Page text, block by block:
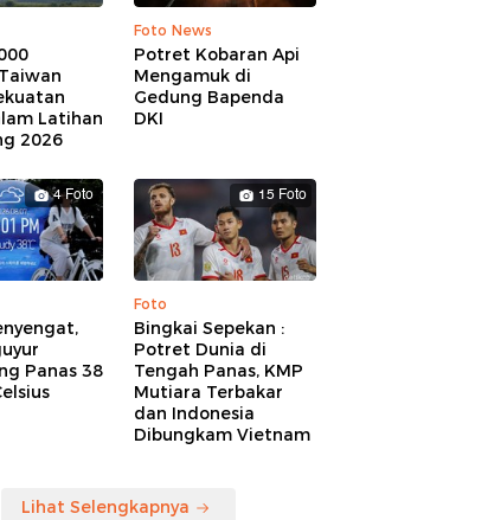
Latihan
2026
Foto News
Potret Kobaran Api
Mengamuk di
Gedung Bapenda
DKI
4 Foto
Panas 38
15 Foto
Foto
Bingkai Sepekan :
Potret Dunia di
Tengah Panas, KMP
Mutiara Terbakar
dan Indonesia
Dibungkam Vietnam
Lihat Selengkapnya